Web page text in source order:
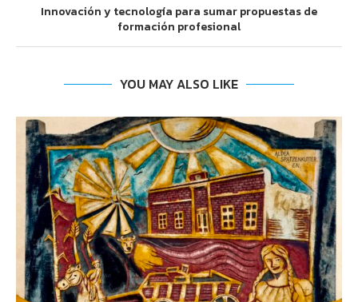
Innovación y tecnología para sumar propuestas de
formación profesional
YOU MAY ALSO LIKE